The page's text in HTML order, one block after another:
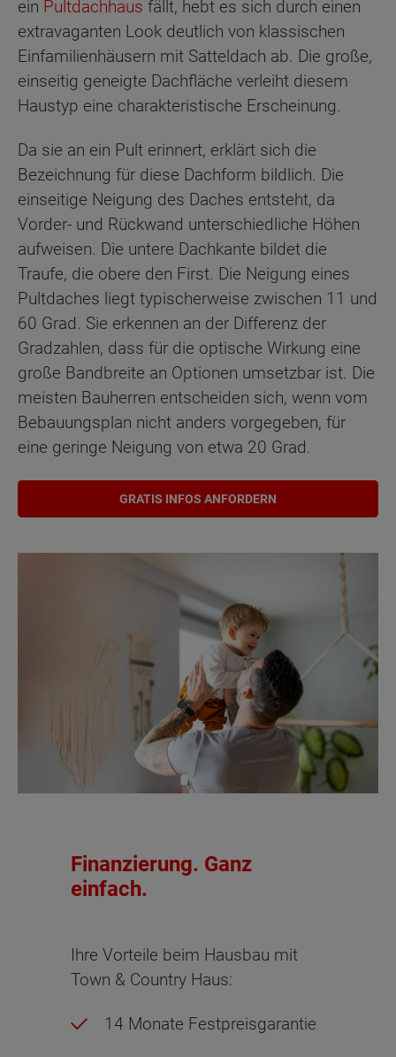
ein Pultdachhaus fällt, hebt es sich durch einen
extravaganten Look deutlich von klassischen
Einfamilienhäusern mit Satteldach ab. Die große,
einseitig geneigte Dachfläche verleiht diesem
Haustyp eine charakteristische Erscheinung.
Da sie an ein Pult erinnert, erklärt sich die
Bezeichnung für diese Dachform bildlich. Die
einseitige Neigung des Daches entsteht, da
Vorder- und Rückwand unterschiedliche Höhen
aufweisen. Die untere Dachkante bildet die
Traufe, die obere den First. Die Neigung eines
Pultdaches liegt typischerweise zwischen 11 und
60 Grad. Sie erkennen an der Differenz der
Gradzahlen, dass für die optische Wirkung eine
große Bandbreite an Optionen umsetzbar ist. Die
meisten Bauherren entscheiden sich, wenn vom
Bebauungsplan nicht anders vorgegeben, für
eine geringe Neigung von etwa 20 Grad.
GRATIS INFOS ANFORDERN
Finanzierung. Ganz
einfach.
Ihre Vorteile beim Hausbau mit
Town & Country Haus:
14 Monate Festpreisgarantie